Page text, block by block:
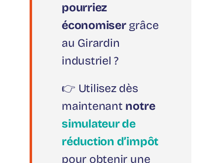
pourriez
économisergrâce
au Girardin
industriel ?
👉 Utilisez dès
maintenant notre
simulateur de
réduction d’impôt
pour obtenir une